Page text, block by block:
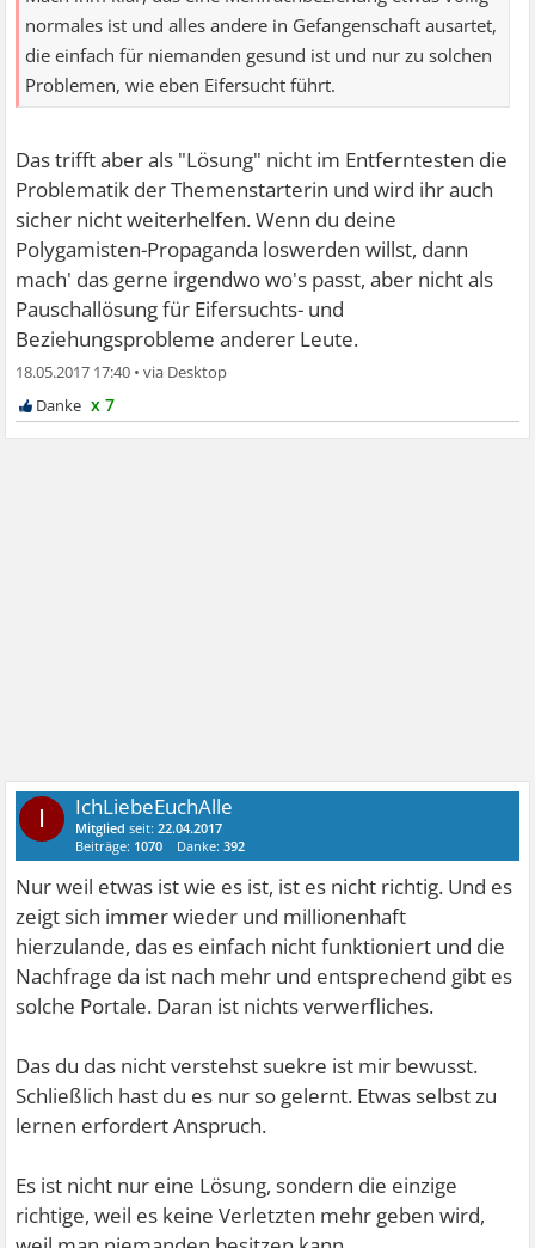
normales ist und alles andere in Gefangenschaft ausartet,
die einfach für niemanden gesund ist und nur zu solchen
Problemen, wie eben Eifersucht führt.
Das trifft aber als "Lösung" nicht im Entferntesten die
Problematik der Themenstarterin und wird ihr auch
sicher nicht weiterhelfen. Wenn du deine
Polygamisten-Propaganda loswerden willst, dann
mach' das gerne irgendwo wo's passt, aber nicht als
Pauschallösung für Eifersuchts- und
Beziehungsprobleme anderer Leute.
18.05.2017 17:40 •
x 7
I IchLiebeEuchAlle
Mitglied seit:22.04.2017
Beiträge: 1070 Danke:392
Nur weil etwas ist wie es ist, ist es nicht richtig. Und es
zeigt sich immer wieder und millionenhaft
hierzulande, das es einfach nicht funktioniert und die
Nachfrage da ist nach mehr und entsprechend gibt es
solche Portale. Daran ist nichts verwerfliches.
Das du das nicht verstehst suekre ist mir bewusst.
Schließlich hast du es nur so gelernt. Etwas selbst zu
lernen erfordert Anspruch.
Es ist nicht nur eine Lösung, sondern die einzige
richtige, weil es keine Verletzten mehr geben wird,